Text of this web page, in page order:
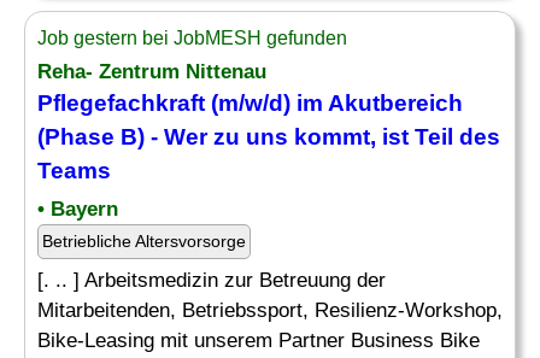
Job gestern bei JobMESH gefunden
Reha- Zentrum Nittenau
Pflegefachkraft (m/w/d) im Akutbereich
(Phase B) - Wer zu uns kommt, ist Teil des
Teams
• Bayern
Betriebliche Altersvorsorge
[. .. ] Arbeitsmedizin zur Betreuung der
Mitarbeitenden, Betriebssport, Resilienz-Workshop,
Bike-Leasing mit unserem Partner Business Bike